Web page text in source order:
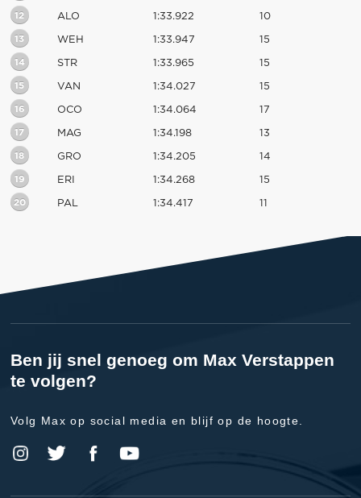
12 ALO 1:33.922 10
13 WEH 1:33.947 15
14 STR 1:33.965 15
15 VAN 1:34.027 15
16 OCO 1:34.064 17
17 MAG 1:34.198 13
18 GRO 1:34.205 14
19 ERI 1:34.268 15
20 PAL 1:34.417 11
Ben jij snel genoeg om Max Verstappen
te volgen?
Volg Max op social media en blijf op de hoogte.